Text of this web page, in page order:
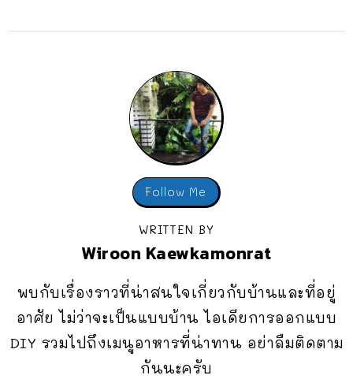
Follow Me
WRITTEN BY
Wiroon Kaewkamonrat
พบกับเรื่องราวที่น่าสนใจเกี่ยวกับบ้านและที่อยู่
อาศัย ไม่ว่าจะเป็นแบบบ้าน ไอเดียการออกแบบ
DIY รวมไปถึงเมนูอาหารที่น่าทาน อย่าลืมติดตาม
กันนะครับ